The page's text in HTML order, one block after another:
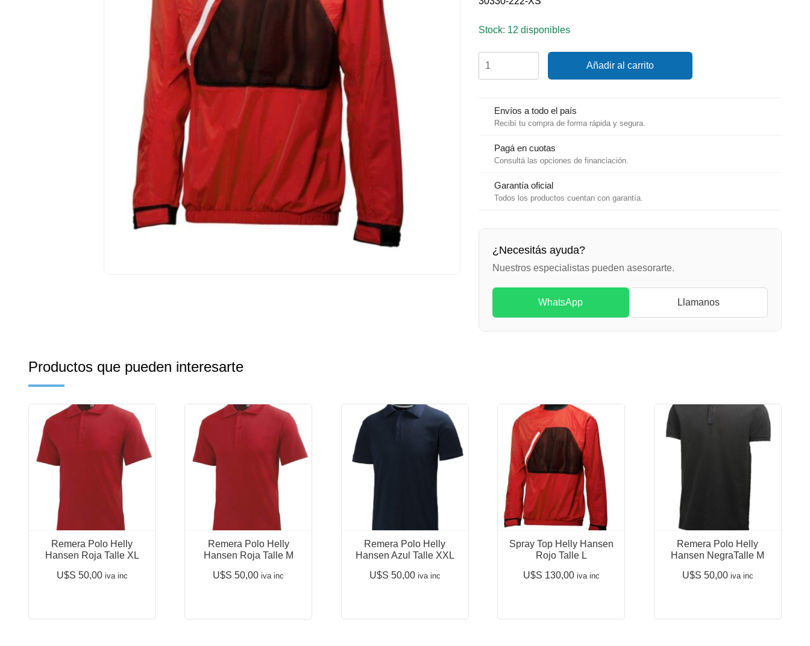
Stock: 12 disponibles
Top
Helly
Rojo
Talle
cantidad
Añadir al carrito
Envíos a todo el país
Recibí tu compra de forma rápida y segura.
Pagá en cuotas
Consultá las opciones de financiación.
Garantía oficial
Todos los productos cuentan con garantía.
¿Necesitás ayuda?
Nuestros especialistas pueden asesorarte.
WhatsApp Llamanos
Productos que pueden interesarte
Remera Polo Helly
Hansen Roja Talle XL
U$S 50,00 iva inc
Remera Polo Helly
Hansen Roja Talle M
U$S50,00 iva inc
Remera Polo Helly
Hansen Azul Talle XXL
U$S 50,00 iva inc
Spray Top Helly Hansen
Rojo Talle L
U$S 130,00 iva inc
Remera Polo Helly
Hansen NegraTalle M
U$S 50,00 iva inc